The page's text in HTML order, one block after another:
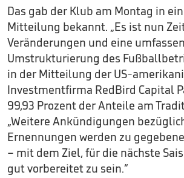
Das gab der Klub am Montag in
Mitteilung bekannt. „Es ist nun
Veränderungen und eine
Umstrukturierung des
in der Mitteilung der US-
Investmentfirma RedBird Capital
99,93 Prozent der Anteile am
„Weitere Ankündigungen
Ernennungen werden zu
– mit dem Ziel, für die nächste
gut vorbereitet zu sein.“